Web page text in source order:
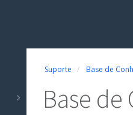
Suporte Base de
Base